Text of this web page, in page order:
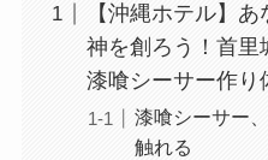
【沖縄ホテル】
神を創ろう！首里
漆喰シーサー作り
漆喰シーサー
触れる